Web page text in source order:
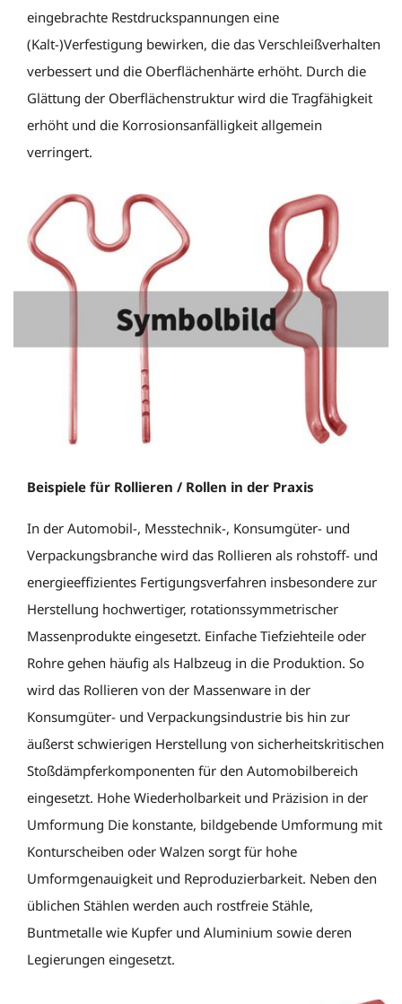
eingebrachte Restdruckspannungen eine
(Kalt-)Verfestigung bewirken, die das Verschleißverhalten
verbessert und die Oberflächenhärte erhöht. Durch die
Glättung der Oberflächenstruktur wird die Tragfähigkeit
erhöht und die Korrosionsanfälligkeit allgemein
verringert.
Beispiele für Rollieren / Rollen in der Praxis
In der Automobil-, Messtechnik-, Konsumgüter- und
Verpackungsbranche wird das Rollieren als rohstoff- und
energieeffizientes Fertigungsverfahren insbesondere zur
Herstellung hochwertiger, rotationssymmetrischer
Massenprodukte eingesetzt. Einfache Tiefziehteile oder
Rohre gehen häufig als Halbzeug in die Produktion. So
wird das Rollieren von der Massenware in der
Konsumgüter- und Verpackungsindustrie bis hin zur
äußerst schwierigen Herstellung von sicherheitskritischen
Stoßdämpferkomponenten für den Automobilbereich
eingesetzt. Hohe Wiederholbarkeit und Präzision in der
Umformung Die konstante, bildgebende Umformung mit
Konturscheiben oder Walzen sorgt für hohe
Umformgenauigkeit und Reproduzierbarkeit. Neben den
üblichen Stählen werden auch rostfreie Stähle,
Buntmetalle wie Kupfer und Aluminium sowie deren
Legierungen eingesetzt.